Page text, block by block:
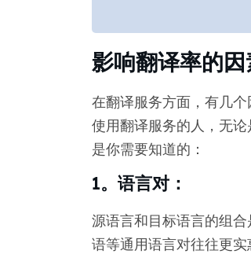
影响翻译率的因
在翻译服务方面，有几
使用翻译服务的人，无论
是你需要知道的：
1。语言对：
源语言和目标语言的组
语等通用语言对往往更